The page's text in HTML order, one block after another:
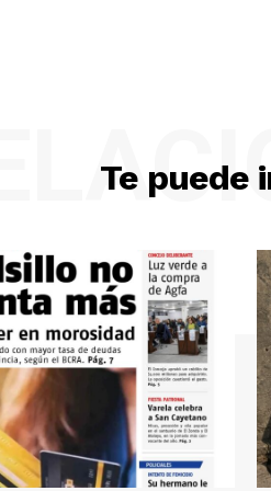
Te puede